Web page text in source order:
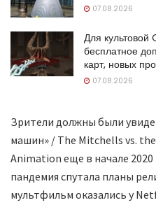
07.08.2026
Для
бесплатное
карт, новых
07.08.2026
Зрители должны были
машин» / The Mitchells vs.
Animation еще в начале 2020
пандемия спутала планы
мультфильм оказались у